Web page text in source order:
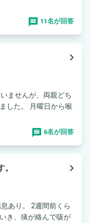
11名が回答
navigate_next
ませんが、両親どち
日から喉
6名が回答
navigate_next
あり。 2週間前くら
き、痰が絡んで咳が